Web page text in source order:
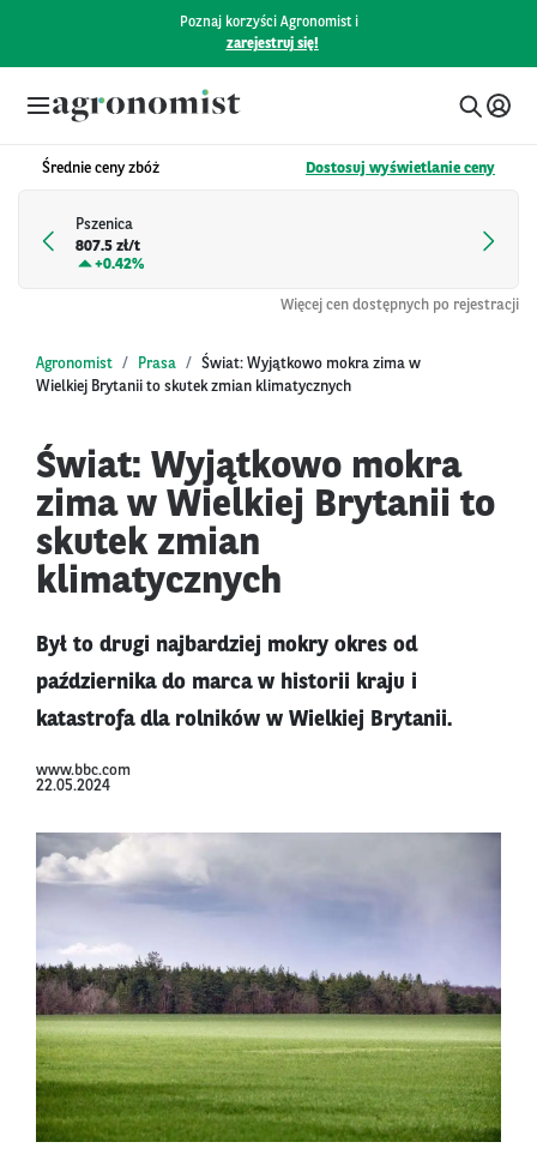
Poznaj korzyści Agronomist i
zarejestruj się!
Średnie ceny zbóż Dostosuj wyświetlanie ceny
Pszenica
807.5 zł/t
+0.42%
Więcej cen dostępnych po rejestracji
Agronomist Prasa
Świat: Wyjątkowo mokra zima w
Wielkiej Brytanii to skutek zmian klimatycznych
Świat: Wyjątkowo mokra
zima w Wielkiej Brytanii to
skutek zmian
klimatycznych
Był to drugi najbardziej mokry okres od
października do marca w historii kraju i
katastrofa dla rolników w Wielkiej Brytanii.
www.bbc.com
22.05.2024